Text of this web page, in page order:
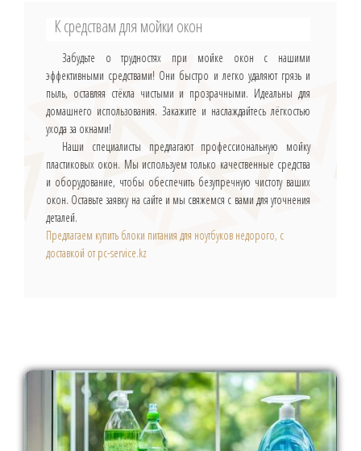
К средствам для мойки окон
Забудьте о трудностях при мойке окон с нашими
эффективными средствами! Они быстро и легко удаляют грязь и
пыль, оставляя стёкла чистыми и прозрачными. Идеальны для
домашнего использования. Закажите и наслаждайтесь лёгкостью
ухода за окнами!
Наши специалисты предлагают профессиональную мойку
пластиковых окон. Мы используем только качественные средства
и оборудование, чтобы обеспечить безупречную чистоту ваших
окон. Оставьте заявку на сайте и мы свяжемся с вами для уточнения
деталей.
Предлагаем купить блоки питания для ноутбуков недорого, с
доставкой от pc-service.kz